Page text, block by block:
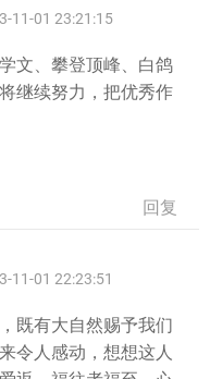
11-01 23:21:15
文、攀登顶峰、白鸽
继续努力，把优秀作
回复
11-01 22:23:51
既有大自然赐予我们
令人感动，想想这人